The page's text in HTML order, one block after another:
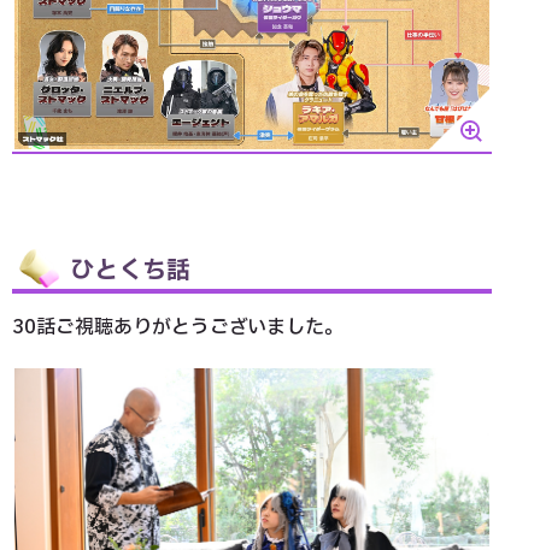
ひとくち話
30話ご視聴ありがとうございました。